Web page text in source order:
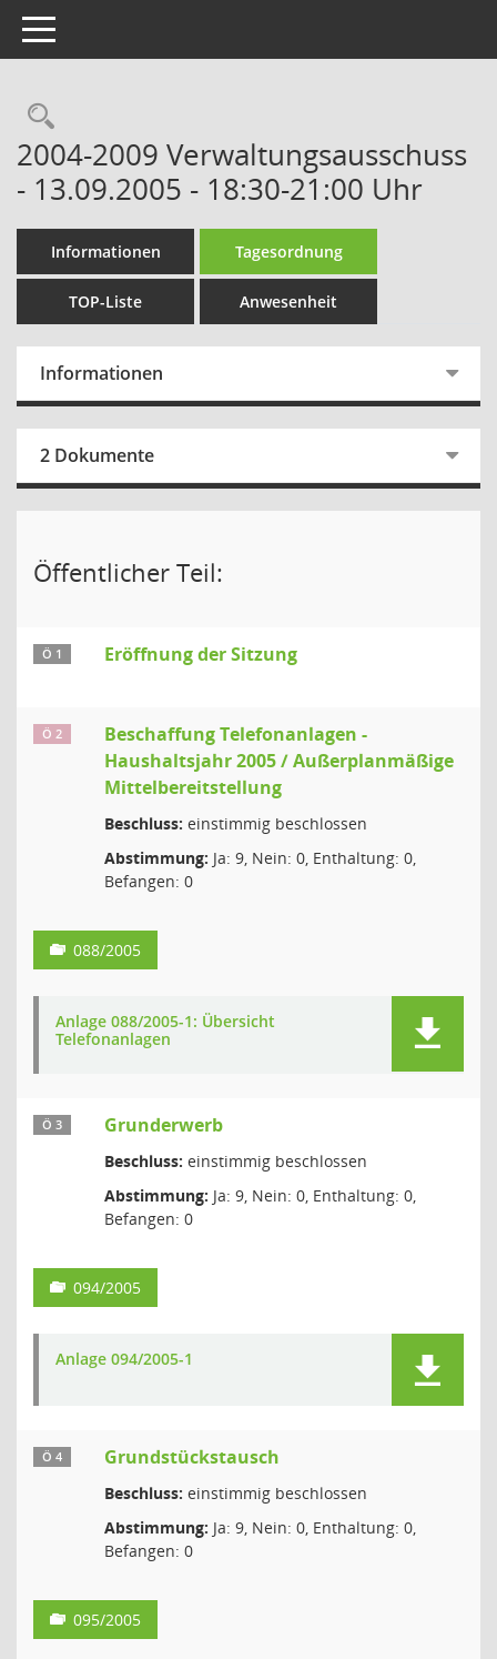
Toggle navigation
Rechercheauswahl
2004-2009 Verwaltungsausschuss
- 13.09.2005 - 18:30-21:00 Uhr
Informationen Tagesordnung
TOP-Liste Anwesenheit
Informationen
2 Dokumente
Öffentlicher Teil:
Ö 1 Eröffnung der Sitzung
Ö 2
Beschaffung Telefonanlagen -
Haushaltsjahr 2005 / Außerplanmäßige
Mittelbereitstellung
Beschluss: einstimmig beschlossen
Abstimmung: Ja: 9, Nein: 0, Enthaltung: 0,
Befangen: 0
088/2005
Anlage 088/2005-1: Übersicht
Telefonanlagen
Ö 3 Grunderwerb
Beschluss: einstimmig beschlossen
Abstimmung: Ja: 9, Nein: 0, Enthaltung: 0,
Befangen: 0
094/2005
Anlage 094/2005-1
Ö 4 Grundstückstausch
Beschluss: einstimmig beschlossen
Abstimmung: Ja: 9, Nein: 0, Enthaltung: 0,
Befangen: 0
095/2005